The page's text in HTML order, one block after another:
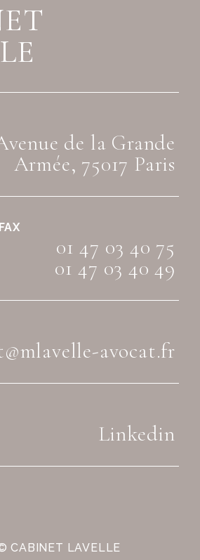
de la Grande
Armée, 75017 Paris
01 47 03 40 75
01 47 03 40 49
avocat.fr
Linkedin
CABINET LAVELLE